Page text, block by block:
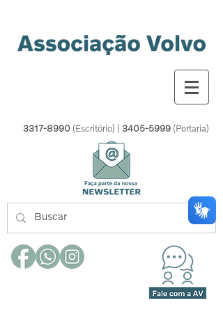
3317-8990 (Escritório) | 3405-5999(Portaria)